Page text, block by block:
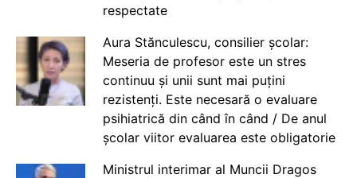
respectate
Aura Stănculescu, consilier școlar:
Meseria de profesor este un stres
continuu și unii sunt mai puțini
rezistenți. Este necesară o evaluare
psihiatrică din când în când / De anul
școlar viitor evaluarea este obligatorie
Ministrul interimar al Muncii Dragos